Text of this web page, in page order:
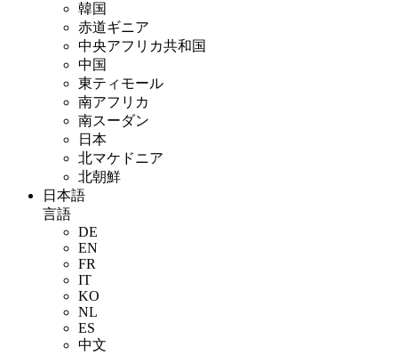
韓国
赤道ギニア
中央アフリカ共和国
中国
東ティモール
南アフリカ
南スーダン
日本
北マケドニア
北朝鮮
日本語
言語
DE
EN
FR
IT
KO
NL
ES
中文